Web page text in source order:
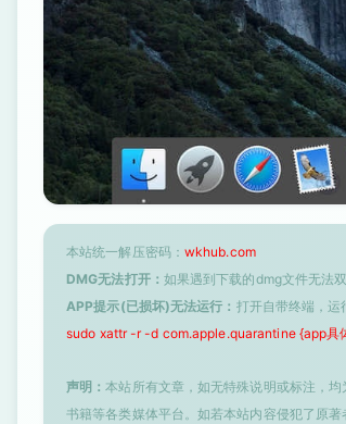
本站统一解压密码： wkhub.com
DMG无法打开： 如果遇到下载的dmg文件无法
APP提示(已损坏)无法运行： 打开自带终端，运
sudo xattr -r -d com.apple.quarantine {app具
声明：本站所有文章，如无特殊说明或标注，
书籍等各类媒体平台。如若本站内容侵犯了原著